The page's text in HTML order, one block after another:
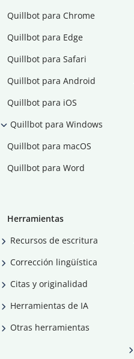
Quillbot para Chrome
Quillbot para Edge
Quillbot para Safari
Quillbot para Android
Quillbot para iOS
Quillbot para Windows
Quillbot para macOS
Quillbot para Word
Herramientas
Recursos de escritura
Corrección lingüística
Citas y originalidad
Herramientas de IA
Otras herramientas